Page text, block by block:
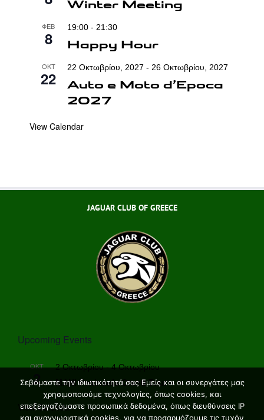
Winter Meeting
ΦΕΒ
8
19:00 - 21:30
Happy Hour
ΟΚΤ
22
22 Οκτωβρίου, 2027 - 26 Οκτωβρίου, 2027
Auto e Moto d’Epoca
2027
View Calendar
JAGUAR CLUB OF GREECE
Upcoming Events
ΟΚΤ
2
2 Οκτωβρίου-4 Οκτωβρίου
MANI Peninsula Grand Tour
View Calendar
Σεβόμαστε την ιδιωτικότητά σας Εμείς και οι συνεργάτες μας
χρησιμοποιούμε τεχνολογίες, όπως cookies, και
επεξεργαζόμαστε προσωπικά δεδομένα, όπως διευθύνσεις IP
και αναγνωριστικά cookies, για να προσαρμόζουμε τις τυχόν